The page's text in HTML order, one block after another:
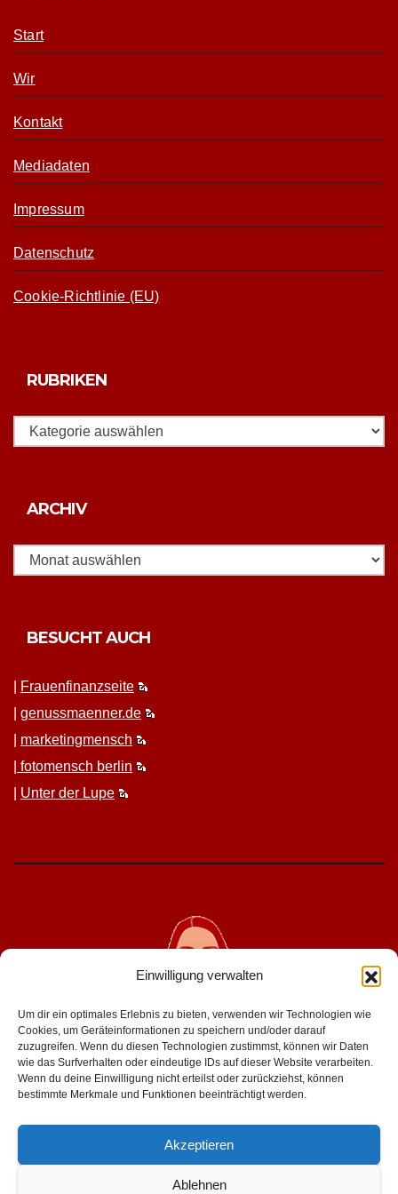
Einwilligung verwalten
Um dir ein optimales Erlebnis zu bieten, verwenden wir Technologien wie
Cookies, um Geräteinformationen zu speichern und/oder darauf
zuzugreifen. Wenn du diesen Technologien zustimmst, können wir Daten
wie das Surfverhalten oder eindeutige IDs auf dieser Website verarbeiten.
Wenn du deine Einwilligung nicht erteilst oder zurückziehst, können
bestimmte Merkmale und Funktionen beeinträchtigt werden.
Akzeptieren
Ablehnen
Start
Wir
Kontakt
Mediadaten
Impressum
Datenschutz
Cookie-Richtlinie (EU)
RUBRIKEN
Rubriken
ARCHIV
BESUCHT AUCH
Frauen­fi­nanz­seite
genussmaenner.de
mar­ket­ing­men­sch
fotomen­sch berlin
Unter der Lupe
geniesserinnen.de